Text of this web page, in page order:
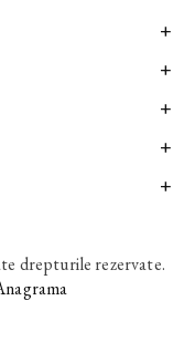
drepturile rezervate.